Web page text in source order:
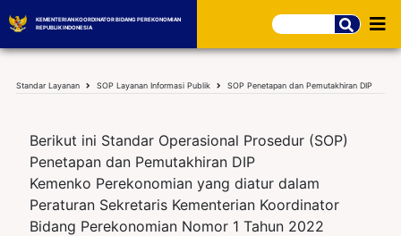
KEMENTERIAN KOORDINATOR BIDANG PEREKONOMIAN
REPUBLIK INDONESIA
Standar Layanan SOP Layanan Informasi Publik SOP Penetapan dan Pemutakhiran DIP
Berikut ini Standar Operasional Prosedur (SOP)
Penetapan dan Pemutakhiran DIP
Kemenko Perekonomian yang diatur dalam
Peraturan Sekretaris Kementerian Koordinator
Bidang Perekonomian Nomor 1 Tahun 2022